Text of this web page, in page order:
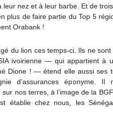
nez et à leur barbe. Et de
plus de faire partie du Top 5
Orabank !
du lion ces temps-ci. Ils ne
ivoirienne — qui appartient à
Dione ! — étend elle aussi ses
d’assurances éponyme. Il
nos terres, à l’image de la
établie chez nous, les